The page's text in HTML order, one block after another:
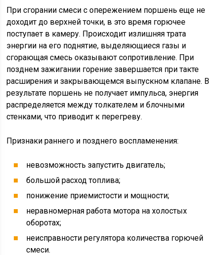
При сгорании смеси с опережением поршень еще не
доходит до верхней точки, в это время горючее
поступает в камеру. Происходит излишняя трата
энергии на его поднятие, выделяющиеся газы и
сгорающая смесь оказывают сопротивление. При
позднем зажигании горение завершается при такте
расширения и закрывающемся выпускном клапане. В
результате поршень не получает импульса, энергия
распределяется между толкателем и блочными
стенками, что приводит к перегреву.
Признаки раннего и позднего воспламенения:
невозможность запустить двигатель;
большой расход топлива;
понижение приемистости и мощности;
неравномерная работа мотора на холостых
оборотах;
неисправности регулятора количества горючей
смеси.